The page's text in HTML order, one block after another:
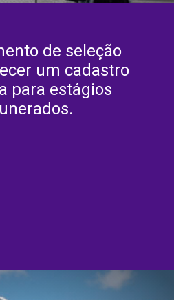
de seleção
um cadastro
para estágios